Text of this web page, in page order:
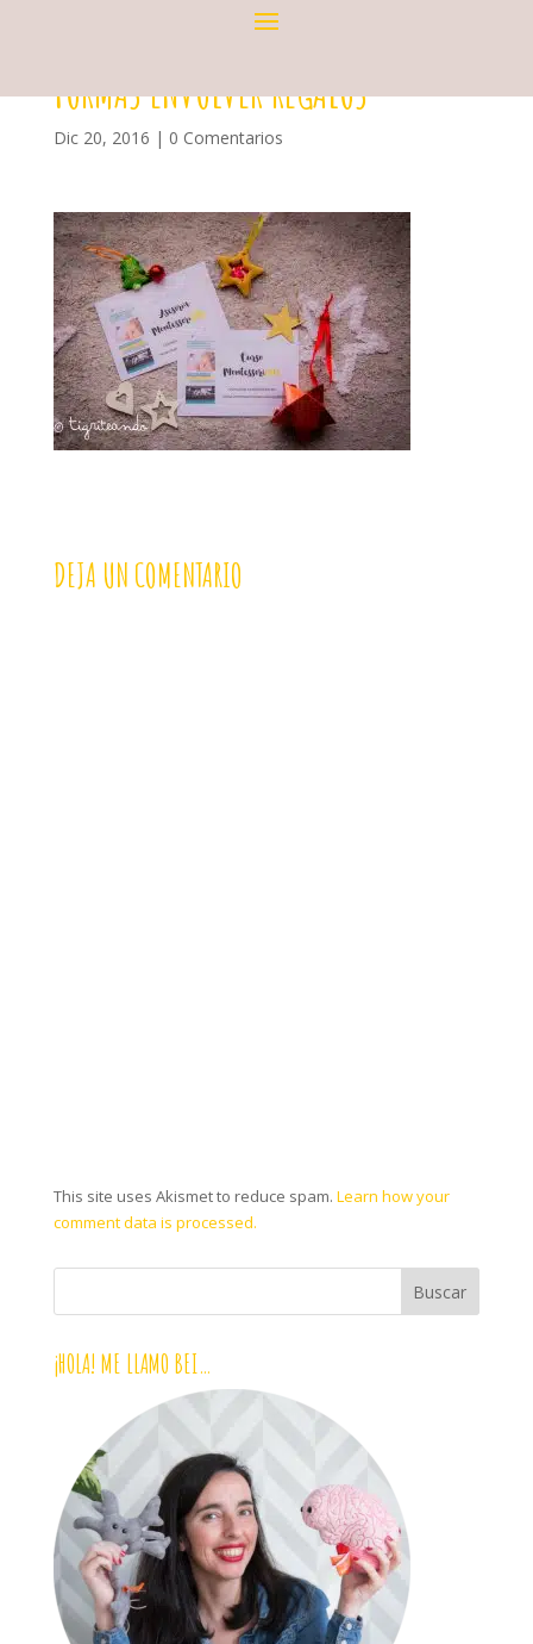
FORMAS ENVOLVER REGALOS
Dic 20, 2016 | 0 Comentarios
DEJA UN COMENTARIO
This site uses Akismet to reduce spam. Learn how your
comment data is processed.
¡HOLA! ME LLAMO BEI…